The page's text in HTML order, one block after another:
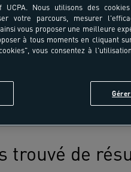
trouvé de
Nous utilisons des
votre parcours, mesurer
vous proposer une meilleure
à tous moments en cliquant
vous consentez à